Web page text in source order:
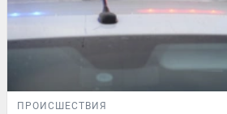
ПРОИСШЕСТВИЯ